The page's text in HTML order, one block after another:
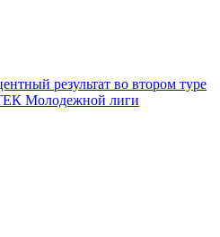
результат во втором туре
Молодежной лиги